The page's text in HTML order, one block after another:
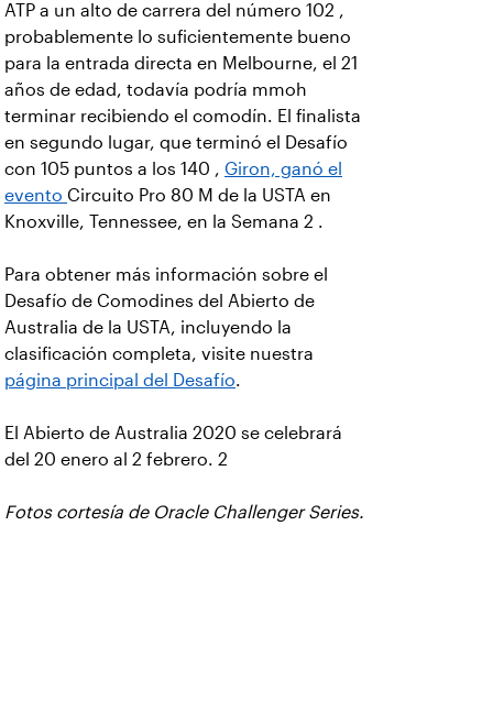
ATP a un alto de carrera del número 102 ,
probablemente lo suficientemente bueno
para la entrada directa en Melbourne, el 21
años de edad, todavía podría mmoh
terminar recibiendo el comodín. El finalista
en segundo lugar, que terminó el Desafío
con 105 puntos a los 140 , Giron, ganó el
evento Circuito Pro 80 M de la USTA en
Knoxville, Tennessee, en la Semana 2 .
Para obtener más información sobre el
Desafío de Comodines del Abierto de
Australia de la USTA, incluyendo la
clasificación completa, visite nuestra
página principal del Desafío.
El Abierto de Australia 2020 se celebrará
del 20 enero al 2 febrero. 2
Fotos cortesía de Oracle Challenger Series.